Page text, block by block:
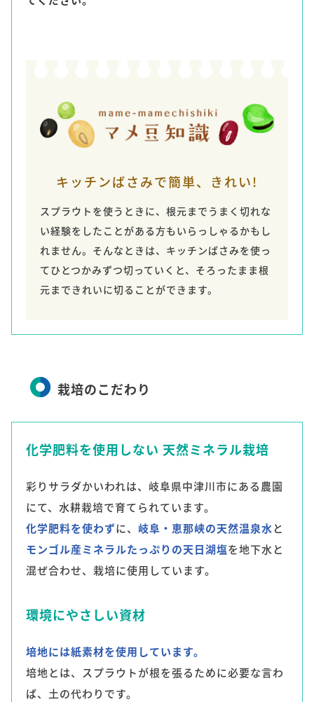
キッチンばさみで簡単、きれい!
スプラウトを使うときに、根元までうまく切れな
い経験をしたことがある方もいらっしゃるかもし
れません。そんなときは、キッチンばさみを使っ
てひとつかみずつ切っていくと、そろったまま根
元まできれいに切ることができます。
栽培のこだわり
化学肥料を使用しない 天然ミネラル栽培
彩りサラダかいわれは、岐阜県中津川市にある農園
にて、水耕栽培で育てられています。
化学肥料を使わずに、 岐阜・恵那峡の天然温泉水と
モンゴル産ミネラルたっぷりの天日湖塩を地下水と
混ぜ合わせ、栽培に使用しています。
環境にやさしい資材
培地には紙素材を使用しています。
培地とは、スプラウトが根を張るために必要な言わ
ば、土の代わりです。